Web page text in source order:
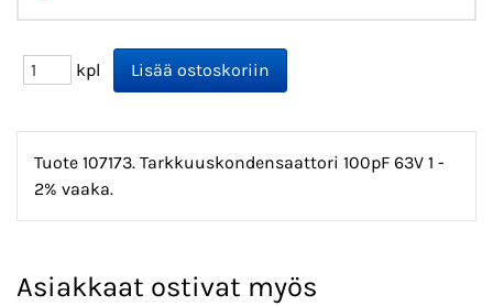
kpl
Tuote 107173. Tarkkuuskondensaattori 100pF 63V 1 -
2% vaaka.
Asiakkaat ostivat myös